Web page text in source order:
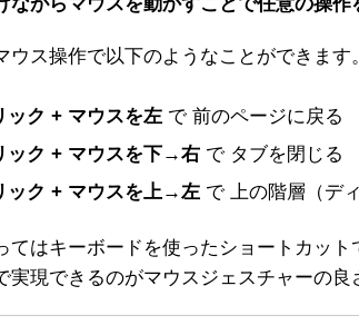
ウス操作で以下のようなことができます。
ック + マウスを左 で 前のページに戻る
ック + マウスを下→右 で タブを閉じる
ック + マウスを上→左 で 上の階層（デ
てはキーボードを使ったショートカッ
実現できるのがマウスジェスチャーの良